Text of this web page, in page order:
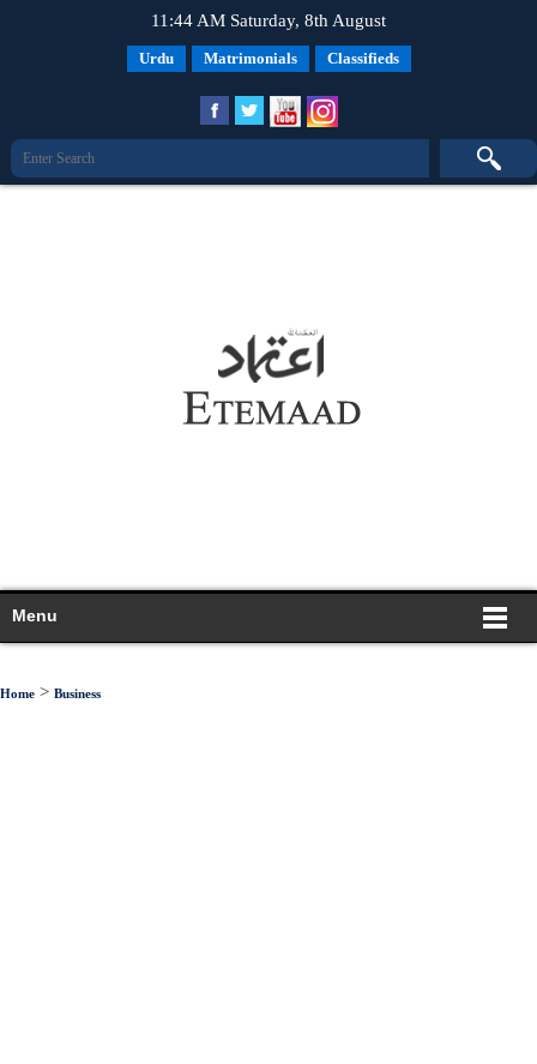
11:44 AM Saturday, 8th August
Urdu Matrimonials Classifieds
Menu
Home > Business